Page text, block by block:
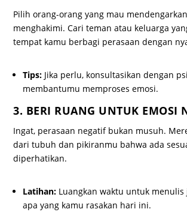
Pilih orang-orang yang mau
menghakimi. Cari teman atau keluarga
tempat kamu berbagi perasaan dengan
Tips: Jika perlu, konsultasikan dengan
membantumu memproses emosi.
3. BERI RUANG UNTUK EMOSI
Ingat, perasaan negatif bukan musuh.
dari tubuh dan pikiranmu bahwa ada
diperhatikan.
Latihan: Luangkan waktu untuk
apa yang kamu rasakan hari ini.